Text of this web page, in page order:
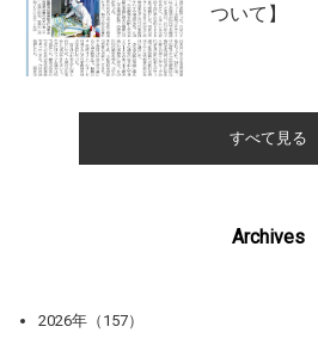
ついて】
すべて見る
Archives
2026年（157）